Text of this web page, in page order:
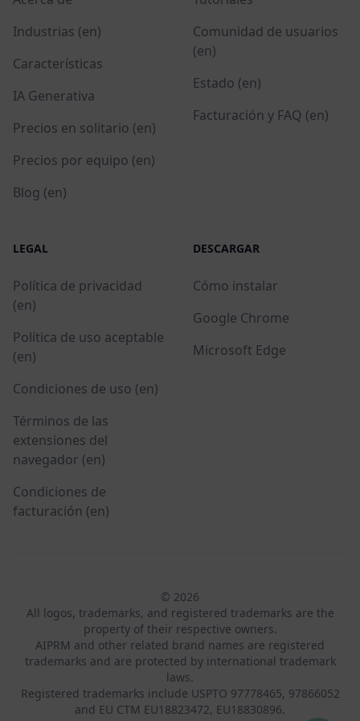
Industrias (en)
Características
IA Generativa
Precios en solitario (en)
Precios por equipo (en)
Blog (en)
Comunidad de usuarios
(en)
Estado (en)
Facturación y FAQ (en)
LEGAL
Política de privacidad
(en)
Política de uso aceptable
(en)
Condiciones de uso (en)
Términos de las
extensiones del
navegador (en)
Condiciones de
facturación (en)
DESCARGAR
Cómo instalar
Google Chrome
Microsoft Edge
© 2026
All logos, trademarks, and registered trademarks are the
property of their respective owners.
AIPRM and other related brand names are registered
trademarks and are protected by international trademark
laws.
Registered trademarks include USPTO 97778465, 97866052
and EU CTM EU18823472, EU18830896.